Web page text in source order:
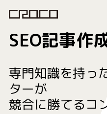
SEO記事作
専門知識を持っ
ターが
競合に勝てるコ